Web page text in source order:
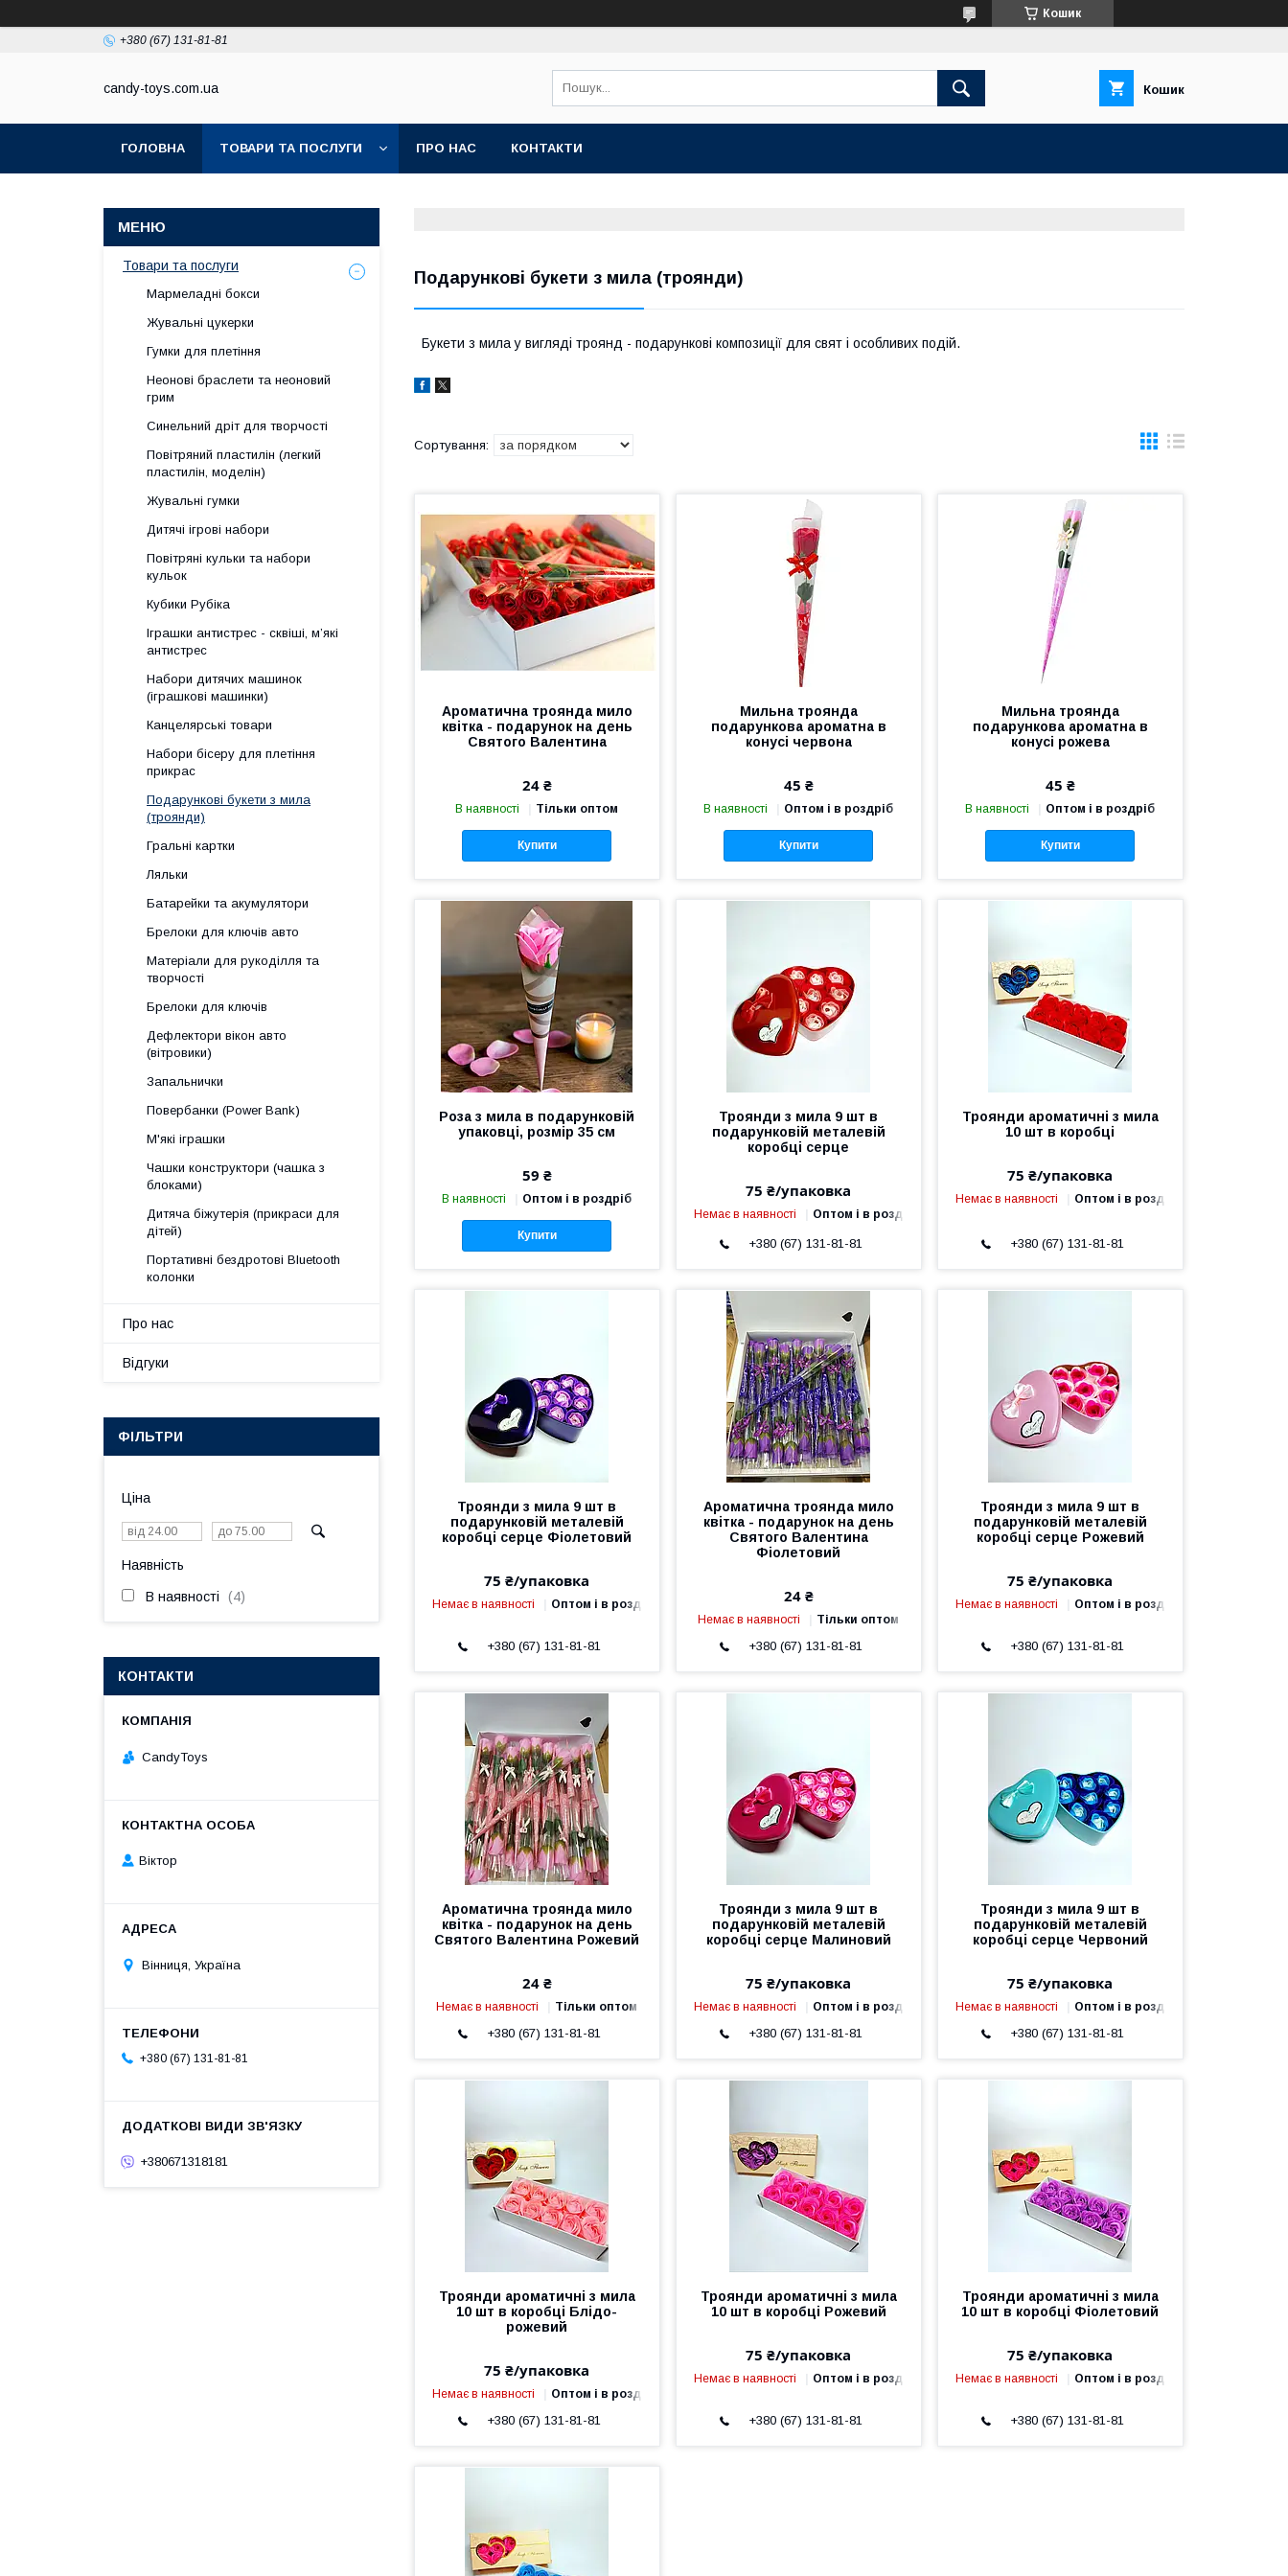
Кошик
+380 (67) 131-81-81
candy-toys.com.ua Кошик
ГОЛОВНА ТОВАРИ ТА ПОСЛУГИ ПРО НАС КОНТАКТИ
Подарункові букети з мила (троянди)
Букети з мила у вигляді троянд - подарункові композиції для свят і особливих подій.
Ароматична троянда мило
квітка - подарунок на день
Святого Валентина
24 ₴
В наявності Тільки оптом
Купити
Мильна троянда
подарункова ароматна в
конусі червона
45 ₴
В наявності Оптом і в роздріб
Купити
Мильна троянда
подарункова ароматна в
конусі рожева
45 ₴
В наявності Оптом і в роздріб
Купити
Роза з мила в подарунковій
упаковці, розмір 35 см
59 ₴
В наявності Оптом і в роздріб
Купити
Троянди з мила 9 шт в
подарунковій металевій
коробці серце
75 ₴/упаковка
Немає в наявності Оптом і в роздріб
+380 (67) 131-81-81
Троянди ароматичні з мила
10 шт в коробці
75 ₴/упаковка
Немає в наявності Оптом і в роздріб
+380 (67) 131-81-81
Троянди з мила 9 шт в
подарунковій металевій
коробці серце Фіолетовий
75 ₴/упаковка
Немає в наявності Оптом і в роздріб
+380 (67) 131-81-81
Ароматична троянда мило
квітка - подарунок на день
Святого Валентина
Фіолетовий
24 ₴
Немає в наявності Тільки оптом
+380 (67) 131-81-81
Троянди з мила 9 шт в
подарунковій металевій
коробці серце Рожевий
75 ₴/упаковка
Немає в наявності Оптом і в роздріб
+380 (67) 131-81-81
Ароматична троянда мило
квітка - подарунок на день
Святого Валентина Рожевий
24 ₴
Немає в наявності Тільки оптом
+380 (67) 131-81-81
Троянди з мила 9 шт в
подарунковій металевій
коробці серце Малиновий
75 ₴/упаковка
Немає в наявності Оптом і в роздріб
+380 (67) 131-81-81
Троянди з мила 9 шт в
подарунковій металевій
коробці серце Червоний
75 ₴/упаковка
Немає в наявності Оптом і в роздріб
+380 (67) 131-81-81
Троянди ароматичні з мила
10 шт в коробці Блідо-
рожевий
75 ₴/упаковка
Немає в наявності Оптом і в роздріб
+380 (67) 131-81-81
Троянди ароматичні з мила
10 шт в коробці Рожевий
75 ₴/упаковка
Немає в наявності Оптом і в роздріб
+380 (67) 131-81-81
Троянди ароматичні з мила
10 шт в коробці Фіолетовий
75 ₴/упаковка
Немає в наявності Оптом і в роздріб
+380 (67) 131-81-81
Товари та послуги
Мармеладні бокси
Жувальні цукерки
Гумки для плетіння
Неонові браслети та неоновий
грим
Синельний дріт для творчості
Повітряний пластилін (легкий
пластилін, моделін)
Жувальні гумки
Дитячі ігрові набори
Повітряні кульки та набори
кульок
Кубики Рубіка
Іграшки антистрес - сквіші, м’які
антистрес
Набори дитячих машинок
(іграшкові машинки)
Канцелярські товари
Набори бісеру для плетіння
прикрас
Подарункові букети з мила
(троянди)
Гральні картки
Ляльки
Батарейки та акумулятори
Брелоки для ключів авто
Матеріали для рукоділля та
творчості
Брелоки для ключів
Дефлектори вікон авто
(вітровики)
Запальнички
Повербанки (Power Bank)
М'які іграшки
Чашки конструктори (чашка з
блоками)
Дитяча біжутерія (прикраси для
дітей)
Портативні бездротові Bluetooth
колонки
Про нас
Відгуки
ФІЛЬТРИ
Ціна
Наявність
В наявності 4
КОНТАКТИ
CandyToys
Віктор
Вінниця, Україна
+380 (67) 131-81-81
+380671318181